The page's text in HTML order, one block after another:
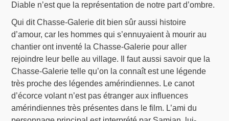
Diable n’est que la représentation de notre part d’ombre.
Qui dit Chasse-Galerie dit bien sûr aussi histoire
d’amour, car les hommes qui s’ennuyaient à mourir au
chantier ont inventé la Chasse-Galerie pour aller
rejoindre leur belle au village. Il faut aussi savoir que la
Chasse-Galerie telle qu’on la connaît est une légende
très proche des légendes amérindiennes. Le canot
d’écorce volant n’est pas étranger aux influences
amérindiennes très présentes dans le film. L’ami du